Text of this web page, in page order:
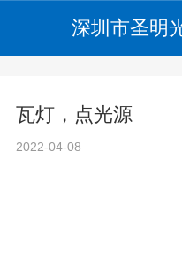
深圳市圣明
瓦灯，点光源
2022-04-08